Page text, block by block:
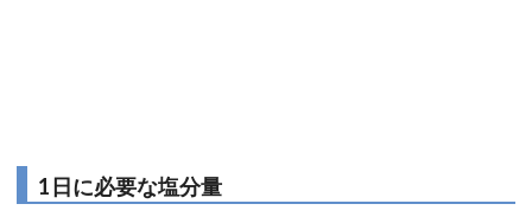
1日に必要な塩分量